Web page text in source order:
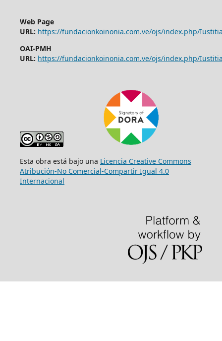
Web Page
URL: https://fundacionkoinonia.com.ve/ojs/index.php/
OAI-PMH
URL: https://fundacionkoinonia.com.ve/ojs/index.php/
Esta obra está bajo una Licencia Creative Commons
Atribución-No Comercial-Compartir Igual 4.0
Internacional